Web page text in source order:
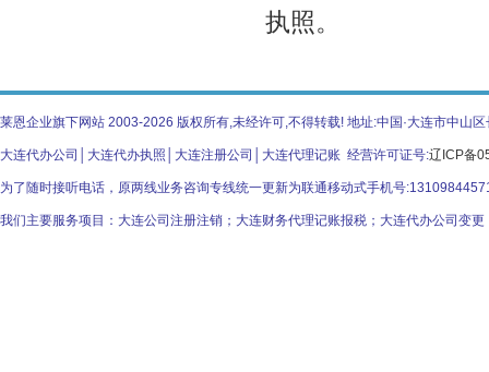
执照。
莱恩企业旗下网站 2003-2026 版权所有,未经许可,不得转载! 地址:中国·大连市中
大连代办公司│大连代办执照│大连注册公司│大连代理记账 经营许可证号:辽ICP备
为了随时接听电话，原两线业务咨询专线统一更新为联通移动式手机号
我们主要服务项目：大连公司注册注销；大连财务代理记账报税；大连代办公司变